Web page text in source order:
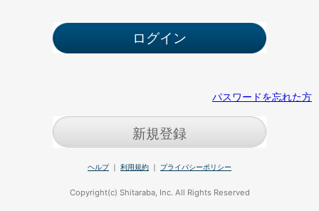
パスワードを忘れた方
新規登録
ヘルプ｜ 利用規約 ｜ プライバシーポリシー
Copyright(c) Shitaraba, Inc. All Rights Reserved